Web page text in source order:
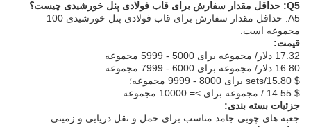
Q5: حداقل مقدار سفارش برای قاب فولادی پنل خورشیدی چیست؟
A5: حداقل مقدار سفارش برای قاب فولادی پنل خورشیدی 100
مجموعه است.
قیمت:
17.32 دلار/ مجموعه برای 5000 - 5999 مجموعه
16.80 دلار/ مجموعه برای 6000 - 7999 مجموعه
$ 15.80/sets برای 8000 - 9999 مجموعه؛
$ 14.55 / مجموعه برای >= 10000 مجموعه
جزئیات بسته بندی:
جعبه های چوبی جامد مناسب برای حمل و نقل دریایی و زمینی